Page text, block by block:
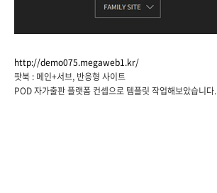
http://demo075.megaweb1.kr/
팟북 : 메인+서브, 반응형 사이트
POD 자가출판 플랫폼 컨셉으로 템플릿 작업해보았습니다.